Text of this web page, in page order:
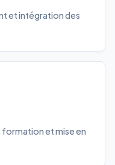
et intégration des
et mise en